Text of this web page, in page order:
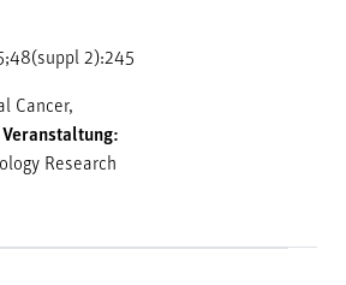
2):245
Cancer,
Veranstaltung:
Research